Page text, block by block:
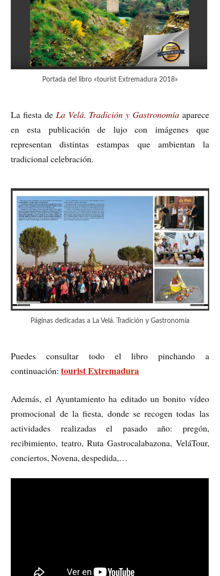
Portada del libro «tourist Extremadura 2018»
La fiesta deLa Velá. Tradición y Gastronomíaaparece
en esta publicación de lujo con imágenes que
representan distintas estampas que ambientan la
tradicional celebración.
Páginas dedicadas a La Velá. Tradición y Gastronomía
Puedes consultar todo el libro pinchando a
continuación:tourist Extremadura
Además, el Ayuntamiento ha editado un bonito vídeo
promocional de la fiesta, donde se recogen todas las
actividades realizadas el pasado año: pregón,
recibimiento, teatro, Ruta Gastrocalabazona, VeláTour,
conciertos, Novena, despedida,…